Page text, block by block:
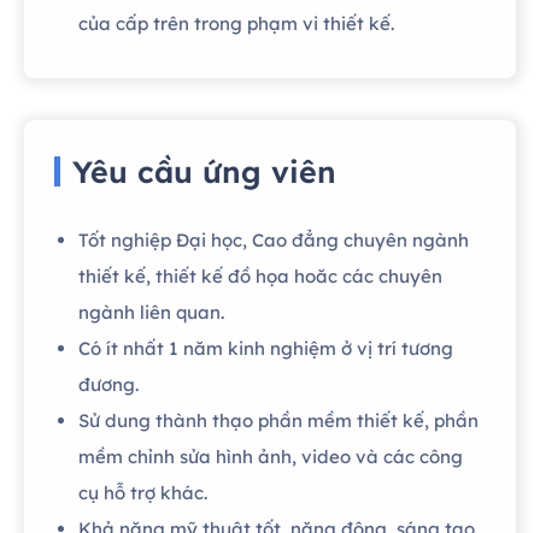
của cấp trên trong phạm vi thiết kế.
Yêu cầu ứng viên
Tốt nghiệp Đại học, Cao đẳng chuyên ngành
thiết kế, thiết kế đồ họa hoăc các chuyên
ngành liên quan.
Có ít nhất 1 năm kinh nghiệm ở vị trí tương
đương.
Sử dung thành thạo phần mềm thiết kế, phần
mềm chỉnh sửa hình ảnh, video và các công
cụ hỗ trợ khác.